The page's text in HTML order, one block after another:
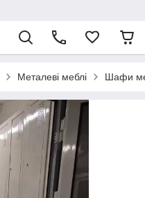
Металеві меблі Шафи